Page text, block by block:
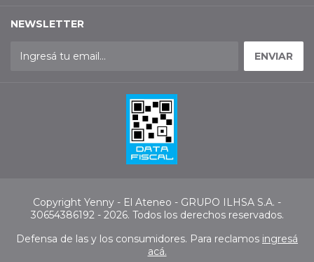
NEWSLETTER
Copyright Yenny - El Ateneo - GRUPO ILHSA S.A. -
30654386192 - 2026. Todos los derechos reservados.
Defensa de las y los consumidores. Para reclamos ingresá
acá.